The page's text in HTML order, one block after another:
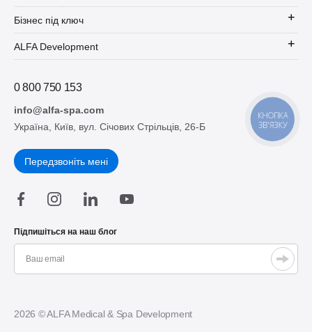
Бізнес під ключ
ALFA Development
0 800 750 153
info@alfa-spa.com
Україна, Київ, вул. Січових Стрільців, 26-Б
Передзвоніть мені
Підпишіться на наш блог
2026 © ALFA Medical & Spa Development
КНОПКА
ЗВ'ЯЗКУ